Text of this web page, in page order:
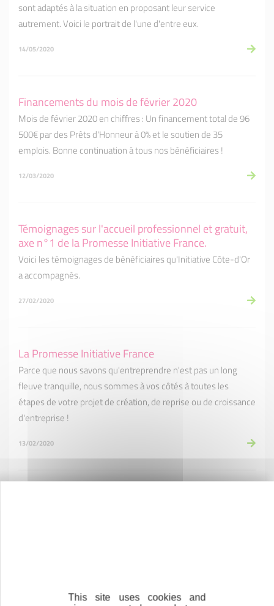
sont adaptés à la situation en proposant leur service
autrement. Voici le portrait de l'une d'entre eux.
14/05/2020
Financements du mois de février 2020
Mois de février 2020 en chiffres : Un financement total de 96
500€ par des Prêts d'Honneur à 0% et le soutien de 35
emplois. Bonne continuation à tous nos bénéficiaires !
12/03/2020
Témoignages sur l'accueil professionnel et gratuit,
axe n°1 de la Promesse Initiative France.
Voici les témoignages de bénéficiaires qu'Initiative Côte-d'Or
a accompagnés.
27/02/2020
La Promesse Initiative France
Parce que nous savons qu'entreprendre n'est pas un long
fleuve tranquille, nous sommes à vos côtés à toutes les
étapes de votre projet de création, de reprise ou de croissance
d'entreprise !
13/02/2020
This site uses cookies and